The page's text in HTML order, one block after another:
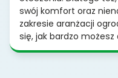
swój komfort oraz
zakresie aranżacji
się, jak bardzo